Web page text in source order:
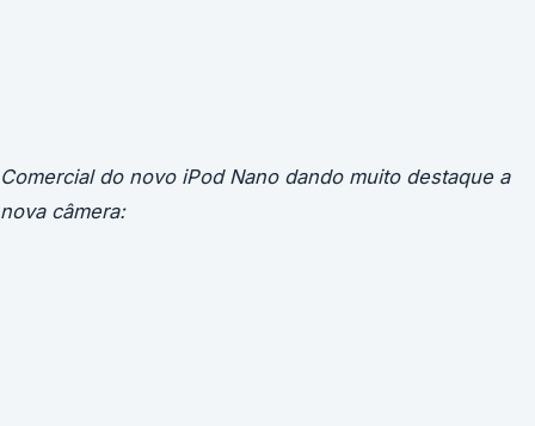
Comercial do novo iPodNano dando muito destaque a
nova câmera: